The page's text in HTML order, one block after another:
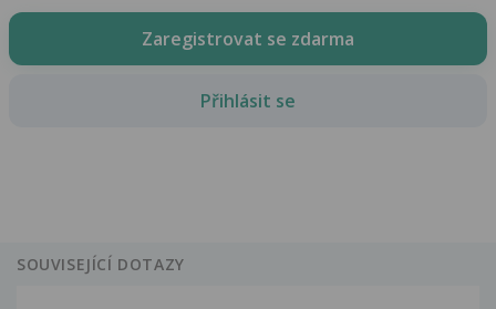
Zaregistrovat se zdarma
Přihlásit se
SOUVISEJÍCÍ DOTAZY